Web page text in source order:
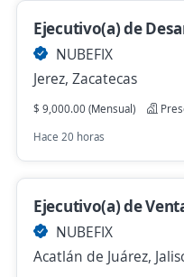
Ejecutivo(a) de
NUBEFIX
Jerez, Zacatecas
$ 9,000.00 (Mensual)
Hace 20 horas
Ejecutivo(a) de
NUBEFIX
Acatlán de Juárez,